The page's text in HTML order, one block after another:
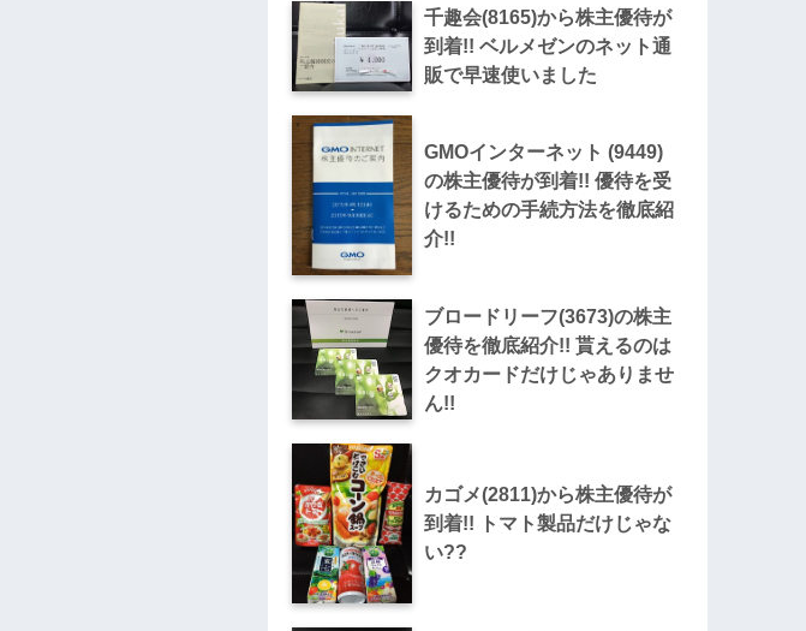
千趣会(8165)から株主優待が
到着!! ベルメゼンのネット通
販で早速使いました
GMOインターネット (9449)
の株主優待が到着!! 優待を受
けるための手続方法を徹底紹
介!!
ブロードリーフ(3673)の株主
優待を徹底紹介!! 貰えるのは
クオカードだけじゃありませ
ん!!
カゴメ(2811)から株主優待が
到着!! トマト製品だけじゃな
い??